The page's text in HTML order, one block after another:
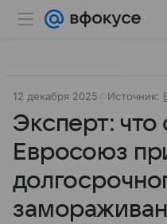
12 декабря 2025 Источник:
Эксперт:
Евросоюз